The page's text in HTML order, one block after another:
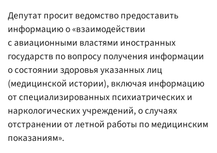
Депутат просит ведомство предоставить
информацию о «взаимодействии
с авиационными властями иностранных
государств по вопросу получения информации
о состоянии здоровья указанных лиц
(медицинской истории), включая информацию
от специализированных психиатрических и
наркологических учреждений, о случаях
отстранении от летной работы по медицинским
показаниям».